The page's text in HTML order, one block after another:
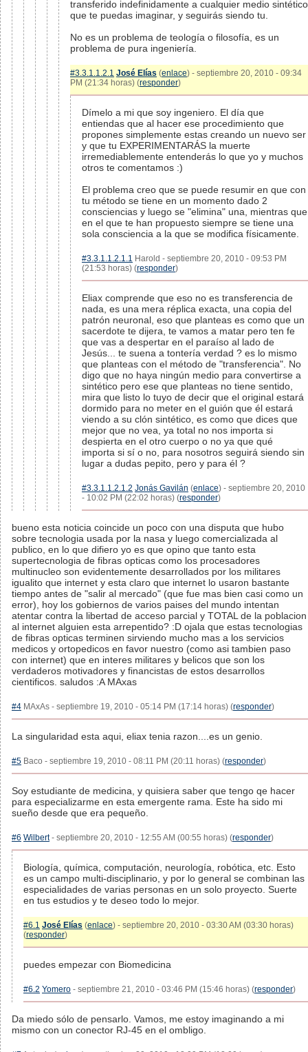
transferido indefinidamente a cualquier medio sintético
que te puedas imaginar, y seguirás siendo tu.
No es un problema de teología o filosofía, es un
problema de pura ingeniería.
#3.3.1.1.2.1 José Elías (enlace) - septiembre 20, 2010 - 09:34
PM (21:34 horas) (responder)
Dímelo a mi que soy ingeniero. El día que
entiendas que al hacer ese procedimiento que
propones simplemente estas creando un nuevo ser
y que tu EXPERIMENTARÁS la muerte
irremediablemente entenderás lo que yo y muchos
otros te comentamos :)
El problema creo que se puede resumir en que con
tu método se tiene en un momento dado 2
consciencias y luego se "elimina" una, mientras que
en el que te han propuesto siempre se tiene una
sola consciencia a la que se modifica físicamente.
#3.3.1.1.2.1.1 Harold - septiembre 20, 2010 - 09:53 PM
(21:53 horas) (responder)
Eliax comprende que eso no es transferencia de
nada, es una mera réplica exacta, una copia del
patrón neuronal, eso que planteas es como que un
sacerdote te dijera, te vamos a matar pero ten fe
que vas a despertar en el paraíso al lado de
Jesús... te suena a tontería verdad ? es lo mismo
que planteas con el método de "transferencia". No
digo que no haya ningún medio para convertirse a
sintético pero ese que planteas no tiene sentido,
mira que listo lo tuyo de decir que el original estará
dormido para no meter en el guión que él estará
viendo a su clón sintético, es como que dices que
mejor que no vea, ya total no nos importa si
despierta en el otro cuerpo o no ya que qué
importa si sí o no, para nosotros seguirá siendo sin
lugar a dudas pepito, pero y para él ?
#3.3.1.1.2.1.2 Jonás Gavilán (enlace) - septiembre 20, 2010
- 10:02 PM (22:02 horas) (responder)
bueno esta noticia coincide un poco con una disputa que hubo
sobre tecnologia usada por la nasa y luego comercializada al
publico, en lo que difiero yo es que opino que tanto esta
supertecnologia de fibras opticas como los procesadores
multinucleo son evidentemente desarrollados por los militares
igualito que internet y esta claro que internet lo usaron bastante
tiempo antes de "salir al mercado" (que fue mas bien casi como un
error), hoy los gobiernos de varios paises del mundo intentan
atentar contra la libertad de acceso parcial y TOTAL de la poblacion
al internet alguien esta arrepentido? :D ojala que estas tecnologias
de fibras opticas terminen sirviendo mucho mas a los servicios
medicos y ortopedicos en favor nuestro (como asi tambien paso
con internet) que en interes militares y belicos que son los
verdaderos motivadores y financistas de estos desarrollos
cientificos. saludos :A MAxas
#4 MAxAs - septiembre 19, 2010 - 05:14 PM (17:14 horas) (responder)
La singularidad esta aqui, eliax tenia razon....es un genio.
#5 Baco - septiembre 19, 2010 - 08:11 PM (20:11 horas) (responder)
Soy estudiante de medicina, y quisiera saber que tengo qe hacer
para especializarme en esta emergente rama. Este ha sido mi
sueño desde que era pequeño.
#6 Wilbert- septiembre 20, 2010 - 12:55 AM (00:55 horas) (responder)
Biología, química, computación, neurología, robótica, etc. Esto
es un campo multi-disciplinario, y por lo general se combinan las
especialidades de varias personas en un solo proyecto. Suerte
en tus estudios y te deseo todo lo mejor.
#6.1 José Elías (enlace) - septiembre 20, 2010 - 03:30 AM (03:30 horas)
(responder)
puedes empezar con Biomedicina
#6.2 Yomero - septiembre 21, 2010 - 03:46 PM (15:46 horas) (responder)
Da miedo sólo de pensarlo. Vamos, me estoy imaginando a mi
mismo con un conector RJ-45 en el ombligo.